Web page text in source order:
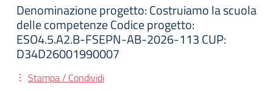
Denominazione progetto: Costruiamo la scuola
delle competenze Codice progetto:
ESO4.5.A2.B-FSEPN-AB-2026-113 CUP:
D34D26001990007
Stampa / Condividi